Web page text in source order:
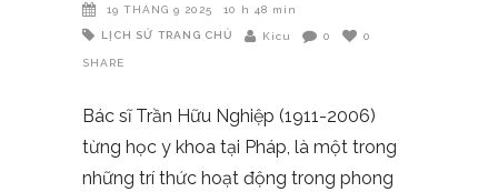
19 THÁNG 9 2025 10 h 48 min
LỊCH SỬ TRANG CHỦ Kicu 0 0
SHARE
Bác sĩ Trần Hữu Nghiệp (1911-2006)
từng học y khoa tại Pháp, là một trong
những trí thức hoạt động trong phong